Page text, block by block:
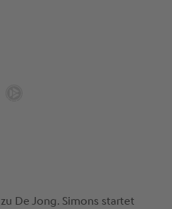
De Jong. Simons startet